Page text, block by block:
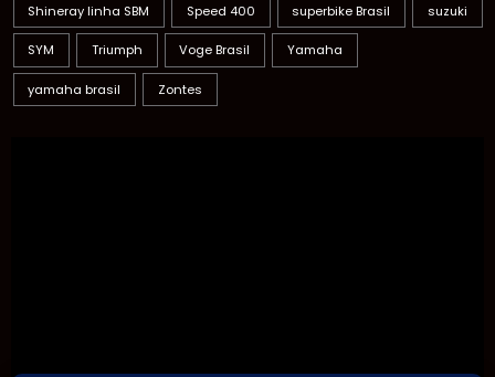
Shineray linha SBM Speed 400 superbike Brasil suzuki
SYM Triumph Voge Brasil Yamaha
yamaha brasil Zontes